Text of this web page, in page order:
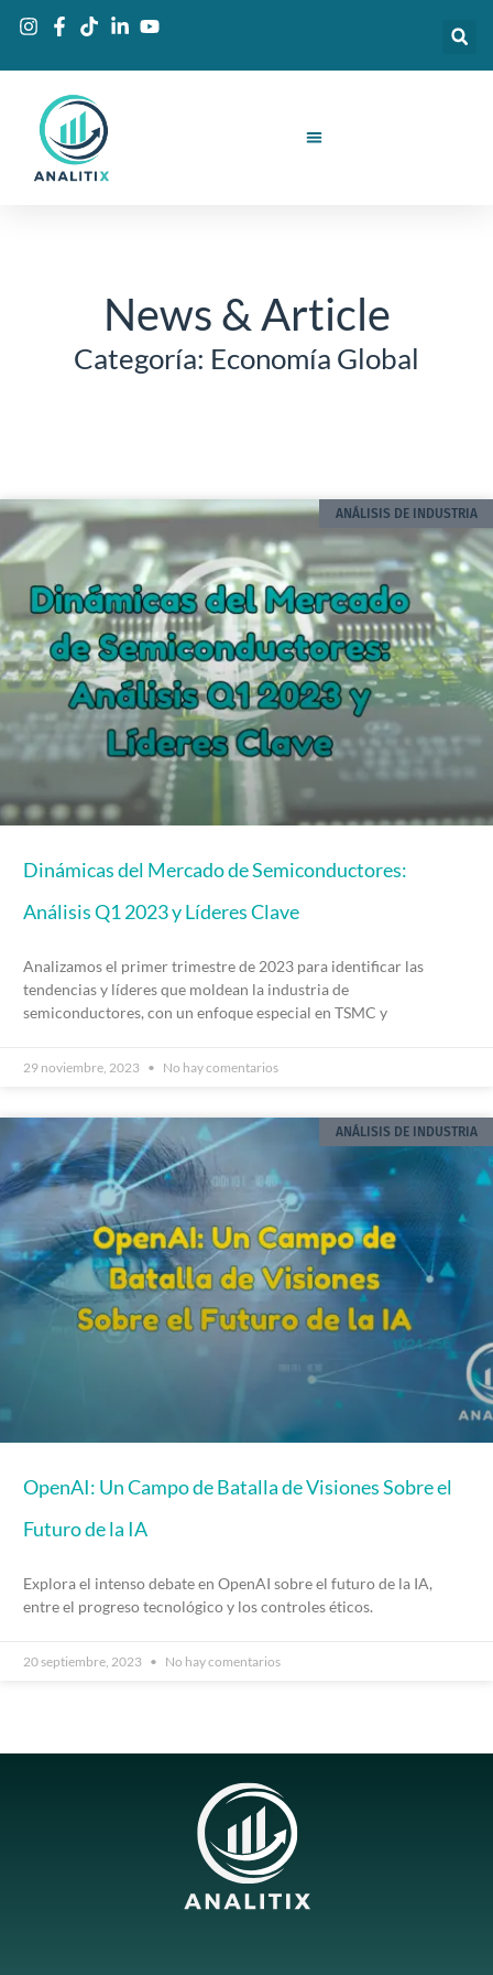
contenido
News & Article
Categoría: Economía Global
ANÁLISIS DE INDUSTRIA
Dinámicas del Mercado de Semiconductores:
Análisis Q1 2023 y Líderes Clave
Analizamos el primer trimestre de 2023 para identificar las
tendencias y líderes que moldean la industria de
semiconductores, con un enfoque especial en TSMC y
29 noviembre, 2023 No hay comentarios
ANÁLISIS DE INDUSTRIA
OpenAI: Un Campo de Batalla de Visiones Sobre el
Futuro de la IA
Explora el intenso debate en OpenAI sobre el futuro de la IA,
entre el progreso tecnológico y los controles éticos.
20 septiembre, 2023 No hay comentarios